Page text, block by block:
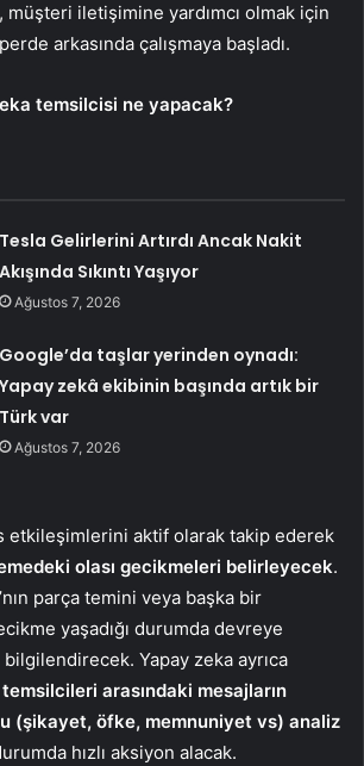
iletişimine yardımcı olmak için
arkasında çalışmaya başladı.
temsilcisi ne yapacak?
Tesla Gelirlerini Artırdı Ancak Nakit
Akışında Sıkıntı Yaşıyor
Ağustos 7, 2026
Google’da taşlar yerinden oynadı:
Yapay zekâ ekibinin başında artık bir
Türk var
Ağustos 7, 2026
etkileşimlerini aktif olarak takip ederek
olası gecikmeleri belirleyecek.
parça temini veya başka bir
yaşadığı durumda devreye
Yapay zeka ayrıca
arasındaki mesajların
(şikayet, öfke, memnuniyet vs) analiz
hızlı aksiyon alacak.